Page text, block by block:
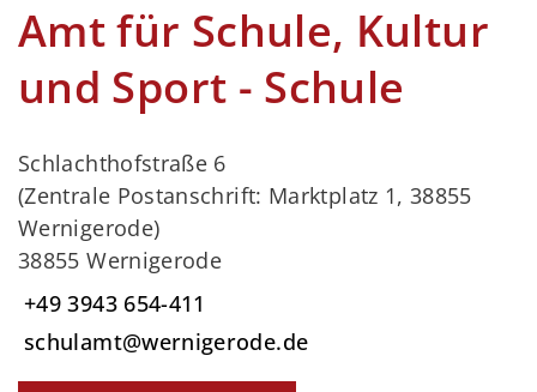
Amt für Schule, Kultur
und Sport - Schule
Schlachthofstraße 6
(Zentrale Postanschrift: Marktplatz 1, 38855
Wernigerode)
38855 Wernigerode
+49 3943 654-411
schulamt@wernigerode.de